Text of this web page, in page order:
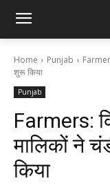
Home Punjab
शुरू किया
Punjab
Farmers:
मालिकों ने
किया